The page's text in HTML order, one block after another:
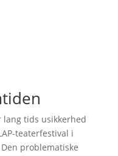
lang tids usikkerhed
teaterfestival i
problematiske